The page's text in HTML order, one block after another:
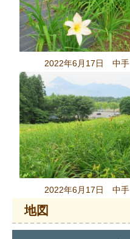
2022年6月17日 中手
2022年6月17日 中手
地図